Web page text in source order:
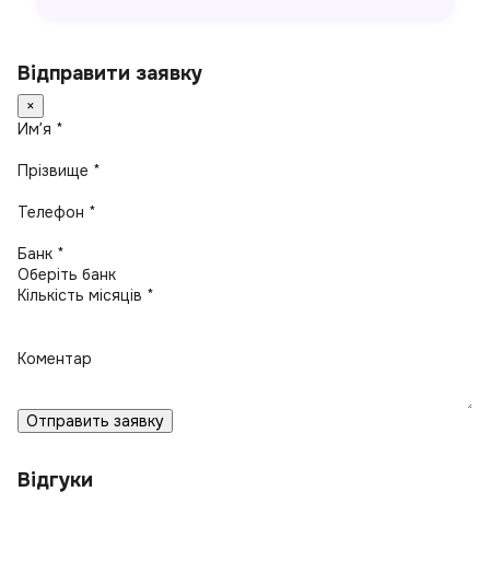
Відправити заявку
×
Имʼя *
Прізвище *
Телефон *
Банк *
Кількість місяців *
Коментар
Отправить заявку
Відгуки